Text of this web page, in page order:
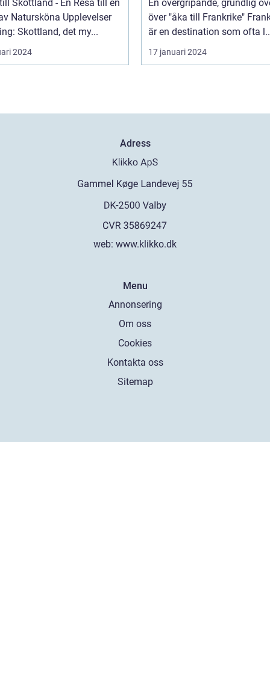
Skottland - En Resa till en
Natursköna Upplevelser
Skottland, det my...
2024
En övergripande, grundlig
över "åka till Frankrike" Frankrike
är en destination som ofta
17 januari 2024
Adress
web: www.klikko.dk
Menu
Annonsering
Om oss
Cookies
Kontakta oss
Sitemap